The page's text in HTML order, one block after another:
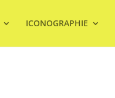
ICONOGRAPHIE